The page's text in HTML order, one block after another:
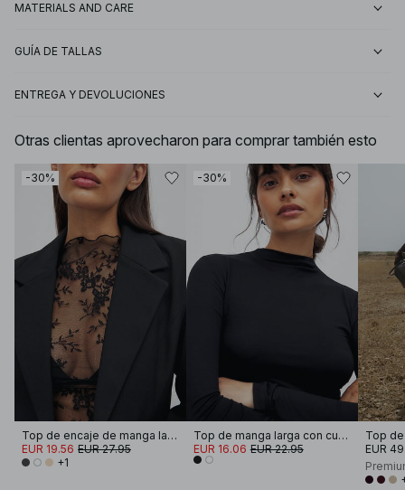
MATERIALS AND CARE
GUÍA DE TALLAS
ENTREGA Y DEVOLUCIONES
Otras clientas aprovecharon para comprar también esto
-30%
Top de encaje de manga larga
EUR 19.56 EUR 27.95
+1
-30%
Top de manga larga con cuello de embudo Soft Line
EUR 16.06 EUR 22.95
EUR